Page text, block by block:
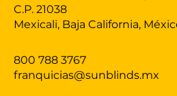
800 788 3767
franquicias@sunblinds.mx
C.P. 21038
Mexicali, Baja California,